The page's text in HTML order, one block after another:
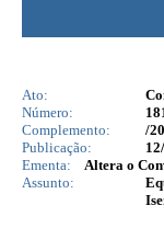
Ato:
Número:
Complemento:
/
Publicação:
Ementa:
Altera o
Assunto: